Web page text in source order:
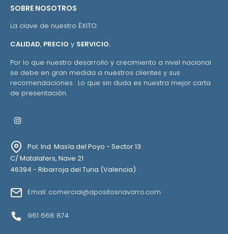
SOBRE NOSOTROS
La clave de nuestro ÉXITO:
CALIDAD, PRECIO y SERVICIO.
Por lo que nuestro desarrollo y crecimiento a nivel nacional
se debe en gran medida a nuestros clientes y sus
recomendaciones. Lo que sin duda es nuestra mejor carta
de presentación.
Pol. Ind. Masía del Poyo - Sector 13
C/ Matalafers, Nave 21
46394 - Ribarroja del Turia (Valencia)
Email: comercial@apositosnavarro.com
961 668 874